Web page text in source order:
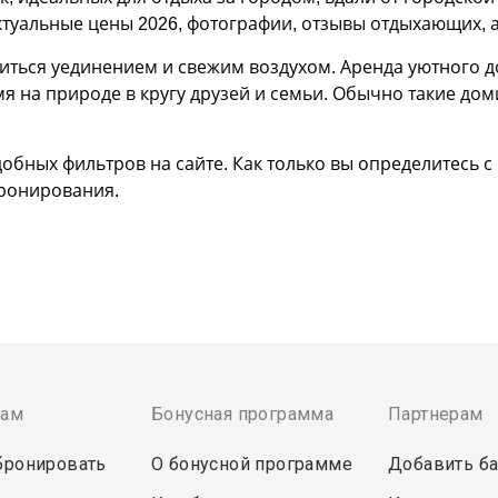
цены 2026, фотографии, отзывы отдыхающих,
уединением и свежим воздухом. Аренда уютного
на природе в кругу друзей и семьи. Обычно такие
фильтров на сайте. Как только вы определитесь
Бонусная программа
О бонусной программе
Партнерам
Добавить